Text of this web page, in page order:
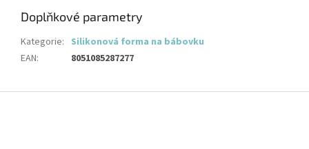
Doplňkové parametry
Kategorie: Silikonová forma na bábovku
EAN: 8051085287277